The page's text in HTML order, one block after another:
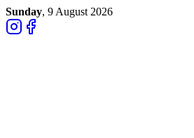
Sunday, 9 August 2026